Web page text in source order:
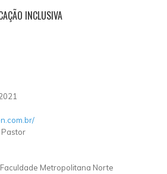
INCLUSIVA
Pastor
Faculdade Metropolitana Norte